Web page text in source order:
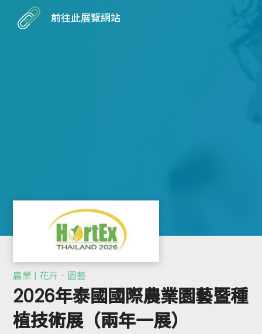
前往此展覽網站
農業 | 花卉．園藝
2026年泰國國際農業園藝暨種
植技術展（兩年一展）